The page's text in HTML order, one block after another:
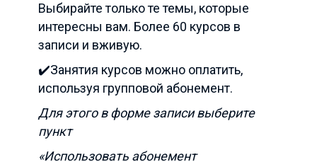
Выбирайте только те темы, которые
интересны вам. Более 60 курсов в
записи и вживую.
✔️Занятия курсов можно оплатить,
используя групповой абонемент.
Для этого в форме записи выберите
пункт
«Использовать абонемент